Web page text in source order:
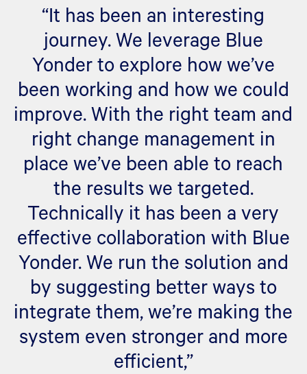
“It has been an interesting
journey. We leverage Blue
Yonder to explore how we’ve
been working and how we could
improve. With the right team and
right change management in
place we’ve been able to reach
the results we targeted.
Technically it has been a very
effective collaboration with Blue
Yonder. We run the solution and
by suggesting better ways to
integrate them, we’re making the
system even stronger and more
efficient,”